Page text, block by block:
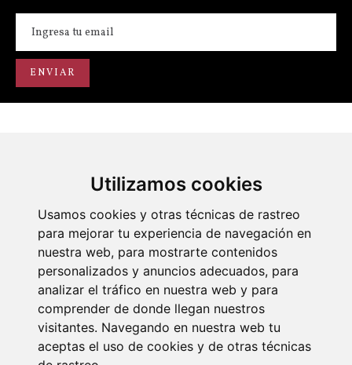
Utilizamos cookies
Usamos cookies y otras técnicas de rastreo
para mejorar tu experiencia de navegación en
nuestra web, para mostrarte contenidos
personalizados y anuncios adecuados, para
analizar el tráfico en nuestra web y para
comprender de donde llegan nuestros
visitantes. Navegando en nuestra web tu
aceptas el uso de cookies y de otras técnicas
© 2026 Diseño y desarrollo por Xerintel